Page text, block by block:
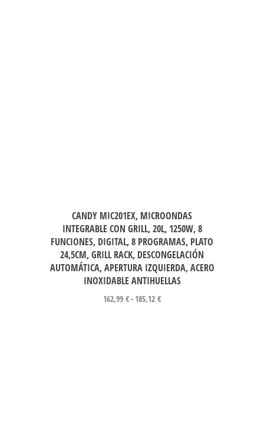
CANDY MIC201EX, MICROONDAS
INTEGRABLE CON GRILL, 20L, 1250W, 8
FUNCIONES, DIGITAL, 8 PROGRAMAS, PLATO
24,5CM, GRILL RACK, DESCONGELACIÓN
AUTOMÁTICA, APERTURA IZQUIERDA, ACERO
INOXIDABLE ANTIHUELLAS
162,99 €- 185,12 €